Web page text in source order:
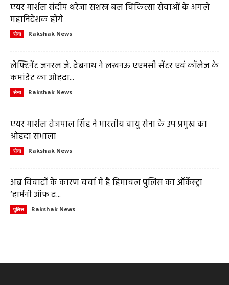
एयर मार्शल संदीप थरेजा सशस्त्र बल चिकित्सा सेवाओं के अगले
महानिदेशक होंगे
सेना Rakshak News
लेफ्टिनेंट जनरल जे. देबनाथ ने लखनऊ एएमसी सेंटर एवं कॉलेज के
कमांडेंट का ओहदा...
सेना Rakshak News
एयर मार्शल तेजपाल सिंह ने भारतीय वायु सेना के उप प्रमुख का
ओहदा संभाला
सेना Rakshak News
अब विवादों के कारण चर्चा में है हिमाचल पुलिस का ऑर्केस्ट्रा
‘हार्मनी ऑफ द...
पुलिस Rakshak News